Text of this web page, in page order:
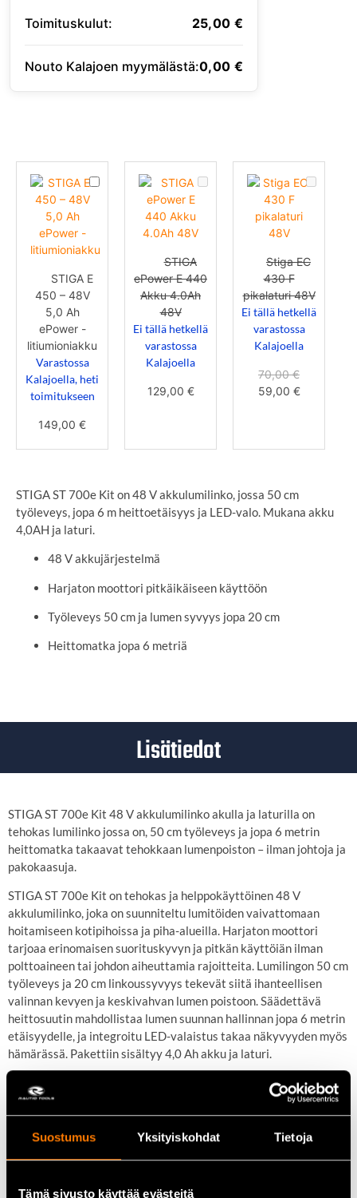
Suostumus Yksityiskohdat Tietoja
Tämä sivusto käyttää evästeitä
Toimituskulut: 25,00 €
Nouto Kalajoen myymälästä:0,00 €
STIGA
E
450
Ah
ePower
litiumioniakku
STIGA E
450 – 48V
5,0 Ah
ePower -
litiumioniakku
Varastossa
Kalajoella, heti
toimitukseen
149,00 €
STIGA
ePower
4.0Ah
×STIGA
ePower E 440
Akku 4.0Ah
48V
Ei tällä hetkellä
varastossa
Kalajoella
129,00 €
Stiga
EC
Stiga EC
430 F
pikalaturi 48V
Ei tällä hetkellä
varastossa
Kalajoella
70,00€
59,00 €
STIGA ST 700e Kit on 48 V akkulumilinko, jossa 50 cm
työleveys, jopa 6 m heittoetäisyys ja LED-valo. Mukana akku
4,0AH ja laturi.
48 V akkujärjestelmä
Harjaton moottori pitkäikäiseen käyttöön
Työleveys 50 cm ja lumen syvyys jopa 20 cm
Heittomatka jopa 6 metriä
Lisätiedot
STIGA ST 700e Kit 48 V akkulumilinko akulla ja laturilla on
tehokas lumilinko jossa on, 50 cm työleveys ja jopa 6 metrin
heittomatka takaavat tehokkaan lumenpoiston – ilman johtoja ja
pakokaasuja.
STIGA ST 700e Kit on tehokas ja helppokäyttöinen 48 V
akkulumilinko, joka on suunniteltu lumitöiden vaivattomaan
hoitamiseen kotipihoissa ja piha-alueilla. Harjaton moottori
tarjoaa erinomaisen suorituskyvyn ja pitkän käyttöiän ilman
polttoaineen tai johdon aiheuttamia rajoitteita. Lumilingon 50 cm
työleveys ja 20 cm linkoussyvyys tekevät siitä ihanteellisen
valinnan kevyen ja keskivahvan lumen poistoon. Säädettävä
heittosuutin mahdollistaa lumen suunnan hallinnan jopa 6 metrin
etäisyydelle, ja integroitu LED-valaistus takaa näkyvyyden myös
hämärässä. Pakettiin sisältyy 4,0 Ah akku ja laturi.
Keskeiset ominaisuudet
48 V akkujärjestelmä